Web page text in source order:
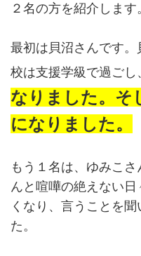
２名の方を紹介します
最初は貝沼さんです
校は支援学級で過ごし
なりました。そ
になりました。
もう１名は、ゆみこ
んと喧嘩の絶えない
くなり、言うことを
た。